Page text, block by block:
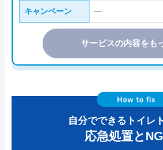
キャンペーン ―
サービスの内容をも
自分でできるトイレ
応急処置と